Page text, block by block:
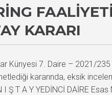
KARARI
Künyesi 7. Daire – 2021/
kararında, eksik
I Ş T A Y YEDİNCİ DAİRE Esas